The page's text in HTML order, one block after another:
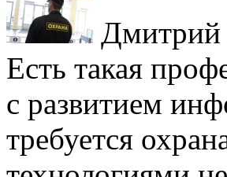
Дмитрий
Есть такая
с развитием
требуется